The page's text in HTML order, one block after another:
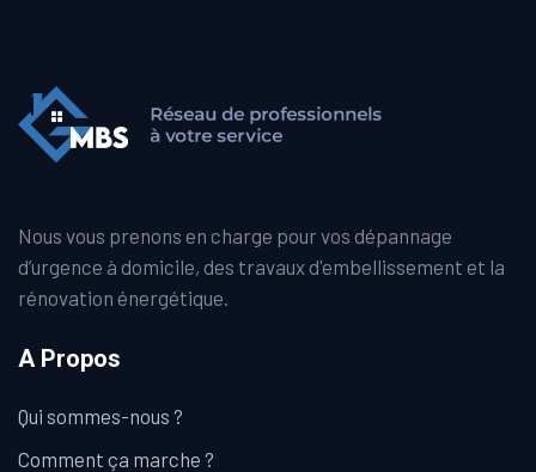
Nous vous prenons en charge pour vos dépannage
d’urgence à domicile, des travaux d'embellissement et la
rénovation énergétique.
A Propos
Qui sommes-nous ?
Comment ça marche ?